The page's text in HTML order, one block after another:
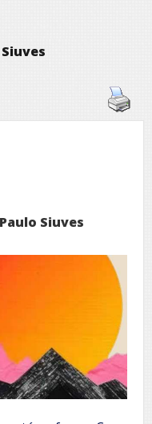
Siuves